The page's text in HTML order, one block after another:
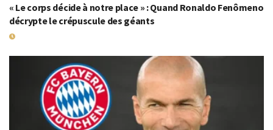
« Le corps décide à notre place » : Quand Ronaldo Fenômeno
décrypte le crépuscule des géants